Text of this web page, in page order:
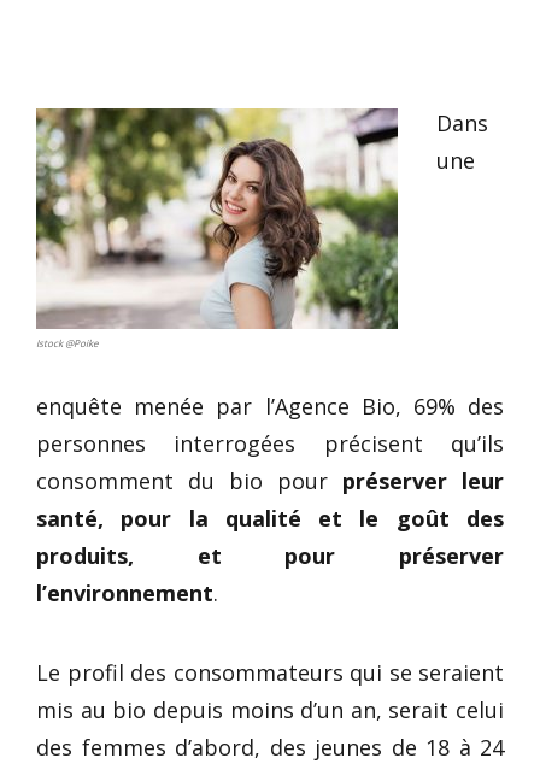
Istock @Poike
Dans
une
enquête menée par l’Agence Bio, 69% des
personnes interrogées précisent qu’ils
consomment du bio pour préserver leur
santé, pour la qualité et le goût des
produits, et pour préserver
l’environnement.
Le profil des consommateurs qui se seraient
mis au bio depuis moins d’un an, serait celui
des femmes d’abord, des jeunes de 18 à 24